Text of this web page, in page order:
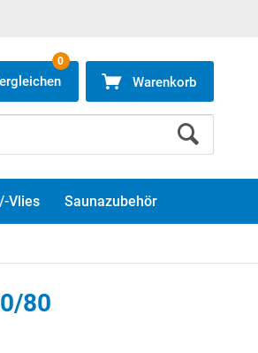
0
Warenkorb
Vlies Saunazubehör
80